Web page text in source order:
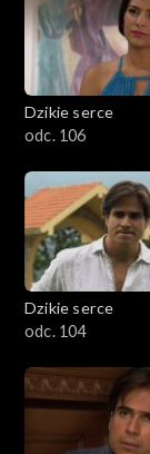
Dzikie serce
odc. 106
Dzikie serce
odc. 104